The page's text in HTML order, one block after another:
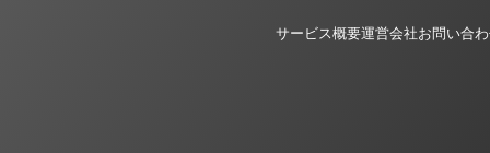
サービス概要運営会社お問い合